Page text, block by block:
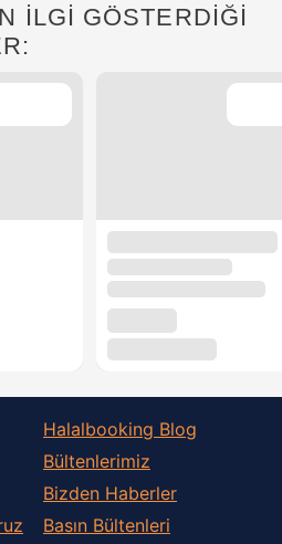
İLGİ GÖSTERDİĞİ
Halalbooking Blog
Bültenlerimiz
Bizden Haberler
Basın Bültenleri